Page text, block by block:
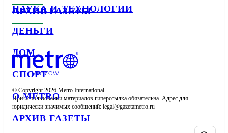
НАУКА И ТЕХНОЛОГИИ
ДЕНЬГИ
ДОМ
СПОРТ
О METRO
АРХИВ ГАЗЕТЫ
АРХИВ ГАЗЕТЫ
© Copyright 2026 Metro International
При использовании материалов гиперссылка обязательна. Адрес для
юридически значимых сообщений: